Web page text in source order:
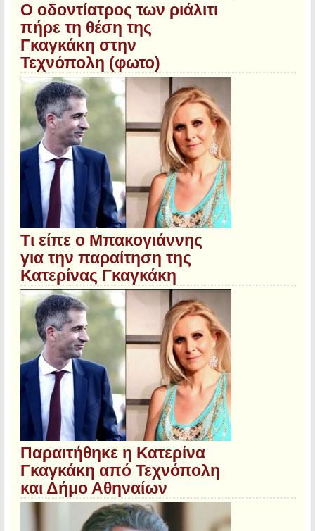
O οδοντίατρος των ριάλιτι
πήρε τη θέση της
Γκαγκάκη στην
Τεχνόπολη (φωτο)
Τι είπε ο Μπακογιάννης
για την παραίτηση της
Κατερίνας Γκαγκάκη
Παραιτήθηκε η Κατερίνα
Γκαγκάκη από Τεχνόπολη
και Δήμο Αθηναίων